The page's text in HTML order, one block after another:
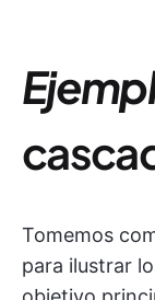
Tomemos
para ilustrar